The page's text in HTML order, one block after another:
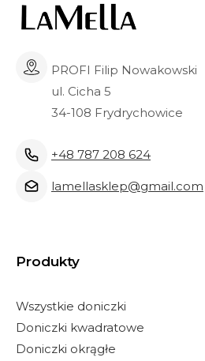
PROFI Filip Nowakowski
ul. Cicha 5
34-108 Frydrychowice
+48 787 208 624
lamellasklep@gmail.com
Produkty
Wszystkie doniczki
Doniczki kwadratowe
Doniczki okrągłe